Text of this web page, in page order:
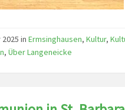
in Ermsinghausen, Kultur,
, Über Langeneicke